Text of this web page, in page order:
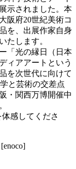
示されました。本
阪府20世紀美術コ
を、出展作家自身
たします。
「光の縁日（日本
ィアアートという
を次世代に向けて
と芸術の交差点
・関西万博開催中
感してくださ